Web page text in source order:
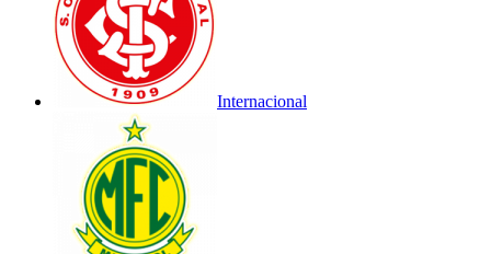
Internacional